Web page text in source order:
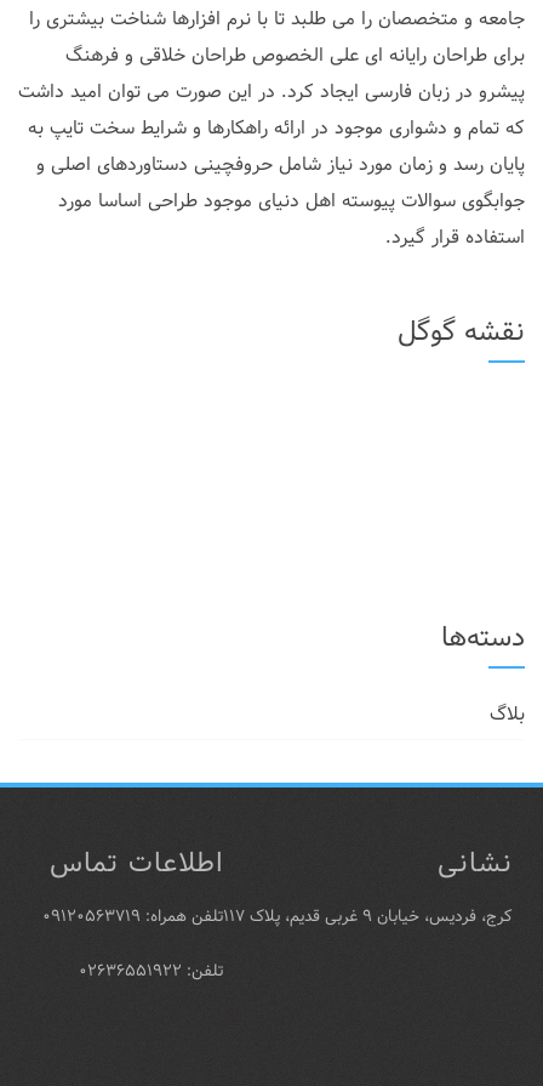
جامعه و متخصصان را می طلبد تا با نرم افزارها شناخت بیشتری را
برای طراحان رایانه ای علی الخصوص طراحان خلاقی و فرهنگ
پیشرو در زبان فارسی ایجاد کرد. در این صورت می توان امید داشت
که تمام و دشواری موجود در ارائه راهکارها و شرایط سخت تایپ به
پایان رسد و زمان مورد نیاز شامل حروفچینی دستاوردهای اصلی و
جوابگوی سوالات پیوسته اهل دنیای موجود طراحی اساسا مورد
استفاده قرار گیرد.
نقشه گوگل
دسته‌ها
بلاگ
نشانی
کرج، فردیس، خیابان ۹ غربی قدیم، پلاک ۱۱۷
اطلاعات تماس
تلفن همراه: ۰۹۱۲۰۵۶۳۷۱۹
تلفن: ۰۲۶۳۶۵۵۱۹۲۲